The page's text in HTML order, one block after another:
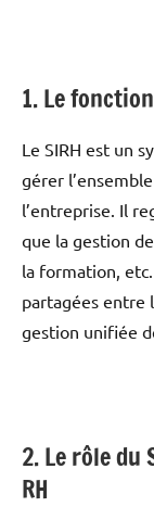
1. Le
Le SIRH est un
gérer
l’entreprise. Il
que la gestion
la formation,
partagées entre
gestion unifiée
2. Le rôle du
RH